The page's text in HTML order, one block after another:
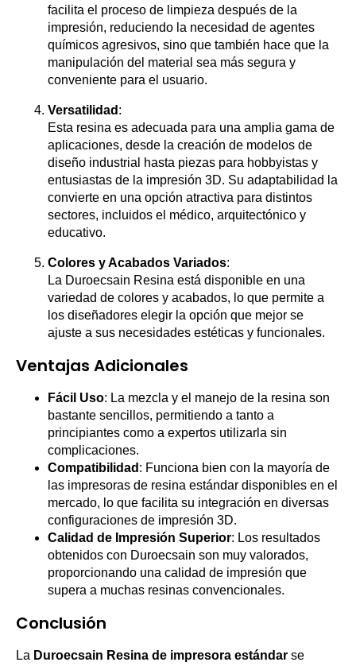
facilita el proceso de limpieza después de la
impresión, reduciendo la necesidad de agentes
químicos agresivos, sino que también hace que la
manipulación del material sea más segura y
conveniente para el usuario.
Versatilidad :
Esta resina es adecuada para una amplia gama de
aplicaciones, desde la creación de modelos de
diseño industrial hasta piezas para hobbyistas y
entusiastas de la impresión 3D. Su adaptabilidad la
convierte en una opción atractiva para distintos
sectores, incluidos el médico, arquitectónico y
educativo.
Colores y Acabados Variados:
La Duroecsain Resina está disponible en una
variedad de colores y acabados, lo que permite a
los diseñadores elegir la opción que mejor se
ajuste a sus necesidades estéticas y funcionales.
Ventajas Adicionales
Fácil Uso: La mezcla y el manejo de la resina son
bastante sencillos, permitiendo a tanto a
principiantes como a expertos utilizarla sin
complicaciones.
Compatibilidad : Funciona bien con la mayoría de
las impresoras de resina estándar disponibles en el
mercado, lo que facilita su integración en diversas
configuraciones de impresión 3D.
Calidad de Impresión Superior: Los resultados
obtenidos con Duroecsain son muy valorados,
proporcionando una calidad de impresión que
supera a muchas resinas convencionales.
Conclusión
La Duroecsain Resina de impresora estándar se